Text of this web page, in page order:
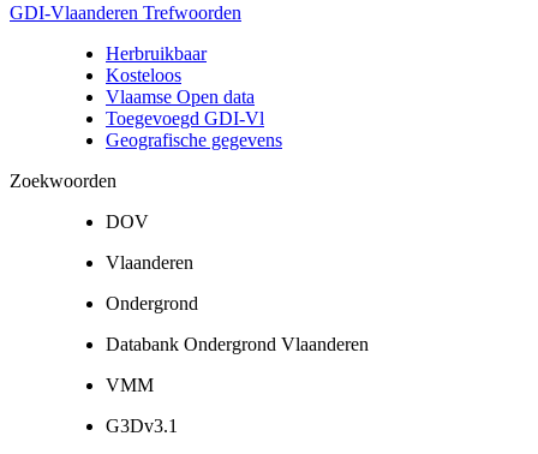
GDI-Vlaanderen Trefwoorden
Herbruikbaar
Kosteloos
Vlaamse Open data
Toegevoegd GDI-Vl
Geografische gegevens
Zoekwoorden
DOV
Vlaanderen
Ondergrond
Databank Ondergrond Vlaanderen
VMM
G3Dv3.1